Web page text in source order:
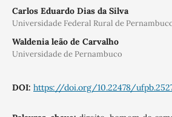
Carlos Eduardo Dias da Silva
Universidade Federal Rural de
Waldenia leão de Carvalho
Universidade de Pernambuco
DOI: https://doi.org/10.22478/